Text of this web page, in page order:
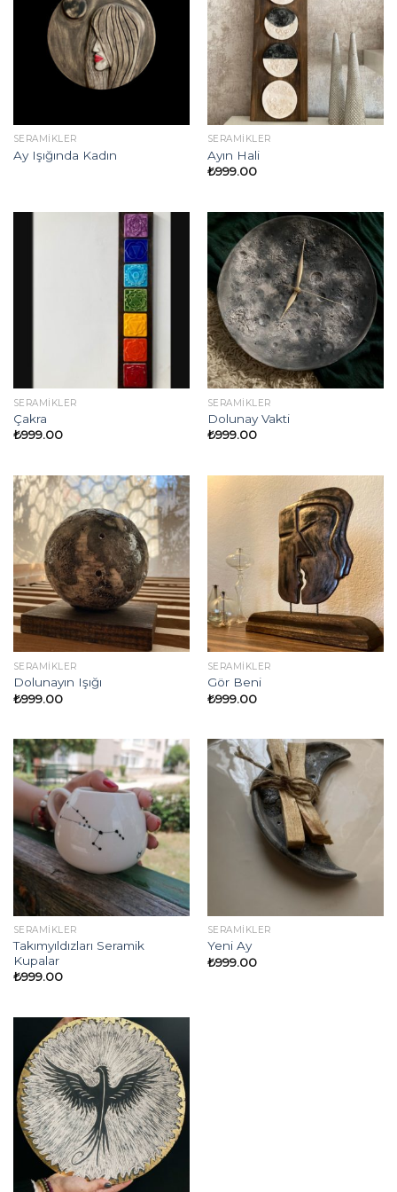
SERAMIKLER
Ay Işığında Kadın
SERAMIKLER
Ayın Hali
₺999.00
SERAMIKLER
Çakra
₺999.00
SERAMIKLER
Dolunay Vakti
₺999.00
SERAMIKLER
Dolunayın Işığı
₺999.00
SERAMIKLER
Gör Beni
₺999.00
SERAMIKLER
Takımyıldızları Seramik
Kupalar
₺999.00
SERAMIKLER
Yeni Ay
₺999.00